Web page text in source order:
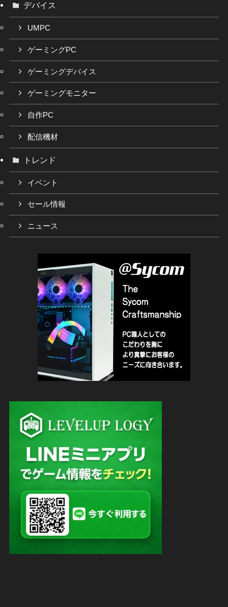
デバイス
UMPC
ゲーミングPC
ゲーミングデバイス
ゲーミングモニター
自作PC
配信機材
トレンド
イベント
セール情報
ニュース